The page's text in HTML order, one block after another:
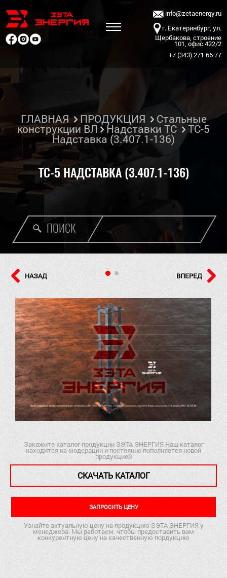
info@zetaenergy.ru
г. Екатеринбург, ул.
Щербакова, строение
101, офис 422/2
+7 (343) 271 66 77
ПОИСК
ГЛАВНАЯ ПРОДУКЦИЯ Стальные
конструкции ВЛ Надставки ТС ТС-5
Надставка (3.407.1-136)
ТС-5 НАДСТАВКА (3.407.1-136)
НАЗАД ВПЕРЕД
Закажите каталог продукции ЗЭТА ЭНЕРГИЯ Наш каталог
находится на модерации и постоянно пополняется новой
продукцией
СКАЧАТЬ КАТАЛОГ
ЗАПРОСИТЬ ЦЕНУ
Узнайте актуальную цену на продукцию ЗЭТА ЭНЕРГИЯ у
менеджера. Мы работаем. чтобы предоставить вам
конкурентную цену на качественную пордукцию